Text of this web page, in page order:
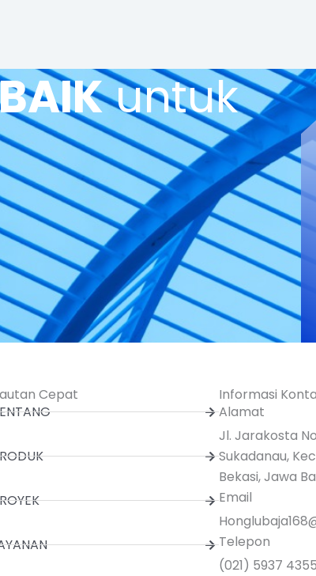
untuk
Cepat
Informasi
Alamat
Jl. Jarakosta
Sukadanau,
Bekasi, Jawa
Email
Telepon
(021) 5937 4355